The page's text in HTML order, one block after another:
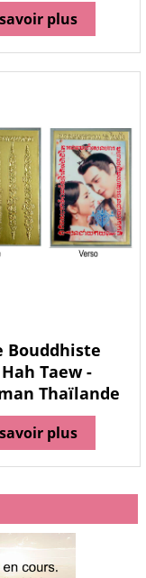
plus
Bouddhiste
Taew -
Thaïlande
plus